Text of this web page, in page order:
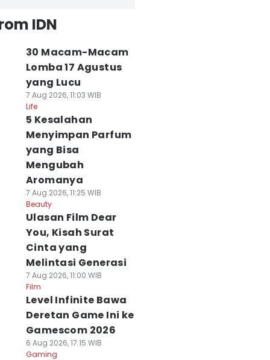
IDN
30 Macam-Macam
Lomba 17 Agustus
yang Lucu
7 Aug 2026, 11:03 WIB
Life
5 Kesalahan
Menyimpan Parfum
yang Bisa
Mengubah
Aromanya
7 Aug 2026, 11:25 WIB
Beauty
Ulasan Film Dear
You, Kisah Surat
Cinta yang
Melintasi Generasi
7 Aug 2026, 11:00 WIB
Film
Level Infinite Bawa
Deretan Game Ini ke
Gamescom 2026
6 Aug 2026, 17:15 WIB
Gaming